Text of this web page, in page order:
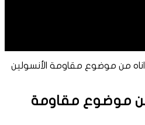
من موضوع مقاومة الأنسولين
موضوع مقاومة